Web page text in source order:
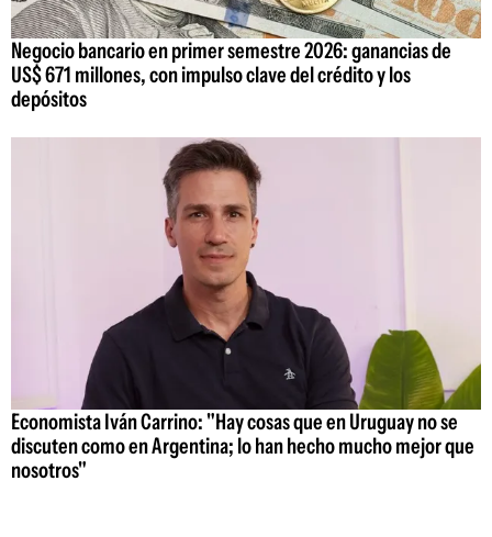
Negocio bancario en primer semestre 2026: ganancias de
US$ 671 millones, con impulso clave del crédito y los
depósitos
Economista Iván Carrino: "Hay cosas que en Uruguay no se
discuten como en Argentina; lo han hecho mucho mejor que
nosotros"